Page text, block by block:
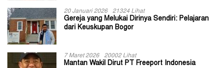
20 Januari 2026 21324 Lihat
Gereja yang Melukai Dirinya Sendiri: Pelajaran
dari Keuskupan Bogor
7 Maret 2026 20002 Lihat
Mantan Wakil Dirut PT Freeport Indonesia